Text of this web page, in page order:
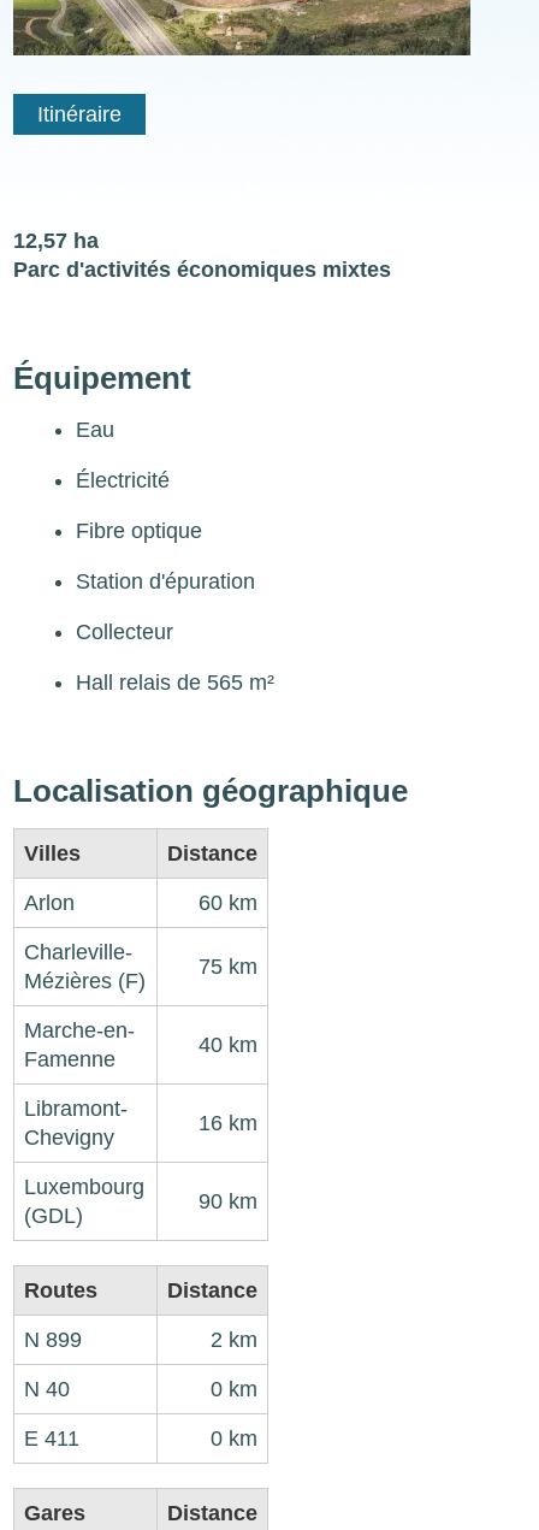
géographiques
Itinéraire
12,57 ha
Parc d'activités économiques mixtes
Équipement
Eau
Électricité
Fibre optique
Station d'épuration
Collecteur
Hall relais de 565 m²
Localisation géographique
Villes Distance
Arlon 60 km
Charleville-
Mézières (F)
75 km
Marche-en-
Famenne
40 km
Libramont-
Chevigny
16 km
Luxembourg
(GDL)
90 km
Routes Distance
N 899 2 km
N 40 0 km
E 411 0 km
Gares Distance